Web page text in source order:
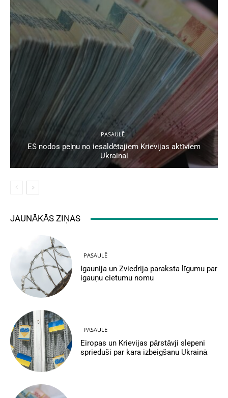
PASAULĒ
ES nodos peļņu no iesaldētajiem Krievijas aktīviem
Ukrainai
JAUNĀKĀS ZIŅAS
PASAULĒ
Igaunija un Zviedrija paraksta līgumu par
igauņu cietumu nomu
PASAULĒ
Eiropas un Krievijas pārstāvji slepeni
sprieduši par kara izbeigšanu Ukrainā